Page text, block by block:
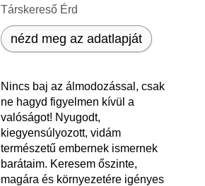
Társkereső Érd
nézd meg az adatlapját
Nincs baj az álmodozással, csak
ne hagyd figyelmen kívül a
valóságot! Nyugodt,
kiegyensúlyozott, vidám
természetű embernek ismernek
barátaim. Keresem őszinte,
magára és környezetére igényes